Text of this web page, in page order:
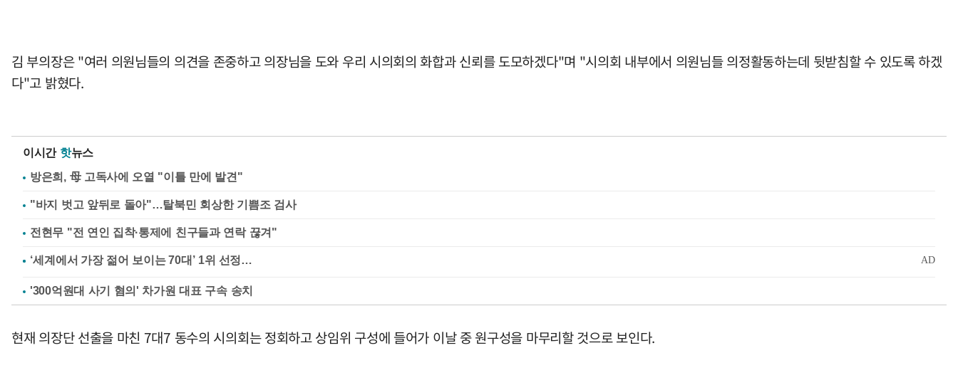
김 부의장은 "여러 의원님들의 의견을 존중하고 의장님을 도와 우리 시의회의 화합과 신뢰를 도모하겠다"며 "시의회 내부에서 의원님들 의정활동하는데 뒷받침할 수 있도록 하겠
다"고 밝혔다.
이시간 핫뉴스
방은희, 母 고독사에 오열 "이틀 만에 발견"
"바지 벗고 앞뒤로 돌아"…탈북민 회상한 기쁨조 검사
전현무 "전 연인 집착·통제에 친구들과 연락 끊겨"
'300억원대 사기 혐의' 차가원 대표 구속 송치
현재 의장단 선출을 마친 7대7 동수의 시의회는 정회하고 상임위 구성에 들어가 이날 중 원구성을 마무리할 것으로 보인다.